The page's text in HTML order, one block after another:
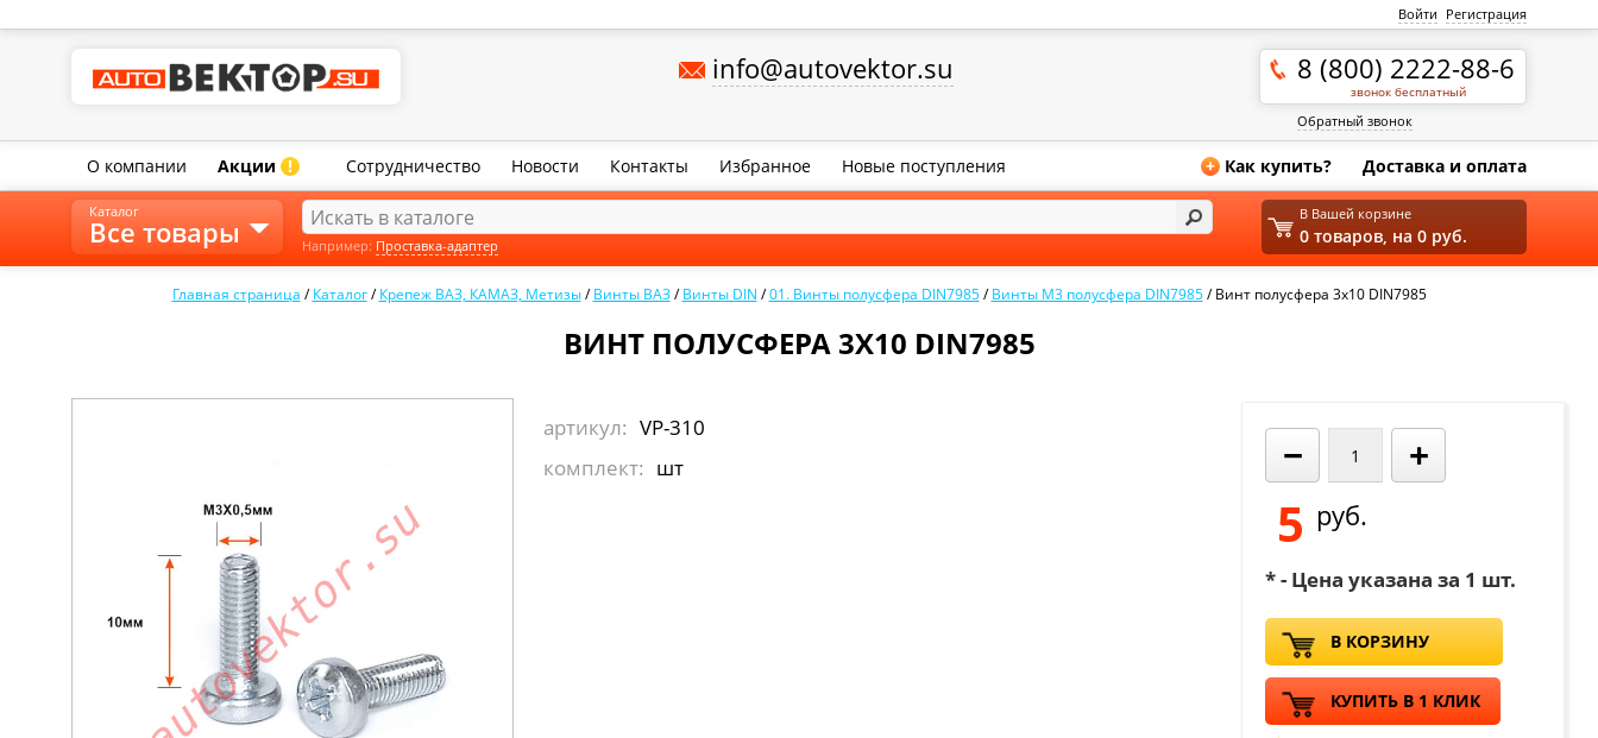
Войти Регистрация
info@autovektor.su 8 (800) 2222-88-6
звонок бесплатный
Обратный звонок
О компании Акции ! Сотрудничество Новости Контакты Избранное Новые поступления + Как купить? Доставка и оплата
Главная страница /Каталог /Крепеж ВАЗ, КАМАЗ, Метизы /Винты ВАЗ /Винты DIN /01. Винты полусфера DIN7985 /Винты М3 полусфера DIN7985 /Винт полусфера 3х10 DIN7985
ВИНТ ПОЛУСФЕРА 3Х10 DIN7985
артикул: VP-310
комплект: шт − +
5 руб.
* - Цена указана за 1 шт.
В КОРЗИНУ
КУПИТЬ В 1 КЛИК
Каталог
Все товары
В Вашей корзине
0 товаров, на 0 руб.
Например: Проставка-адаптер